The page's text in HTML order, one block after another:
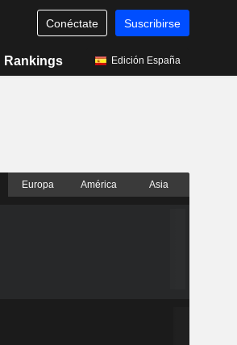
Conéctate Suscribirse
Rankings Edición España
Europa América Asia